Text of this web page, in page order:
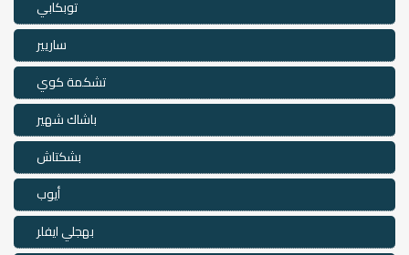
توبكابي
ساريير
تشكمة كوي
باشاك شهير
بشكتاش
أيوب
بهجلي ايفلر